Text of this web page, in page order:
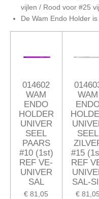
vijlen / Rood voor #25
De Wam Endo Holder
014602
WAM
ENDO
HOLDER
UNIVER
SEEL
PAARS
#10 (1st)
REF VE-
UNIVER
SAL
€ 81,05
WAM
SEEL
#15
REF
SAL-
€ 81,05